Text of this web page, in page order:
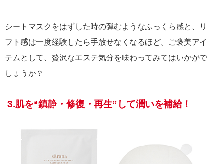
シートマスクをはずした時の弾むようなふっくら感と、リ
フト感は一度経験したら手放せなくなるほど。ご褒美アイ
テムとして、贅沢なエステ気分を味わってみてはいかがで
しょうか？
3.肌を“鎮静・修復・再生”して潤いを補給！